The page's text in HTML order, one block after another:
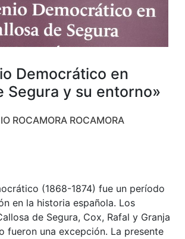
Democrático en
Segura y su entorno»
ROCAMORA ROCAMORA
(1868-1874) fue un período
en la historia española. Los
de Segura, Cox, Rafal y Granja
fueron una excepción. La presente